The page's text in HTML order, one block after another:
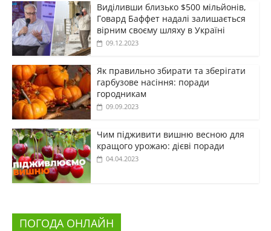
Виділивши близько $500 мільйонів,
Говард Баффет надалі залишається
вірним своєму шляху в Україні
09.12.2023
Як правильно збирати та зберігати
гарбузове насіння: поради
городникам
09.09.2023
Чим підживити вишню весною для
кращого урожаю: дієві поради
04.04.2023
ПОГОДА ОНЛАЙН